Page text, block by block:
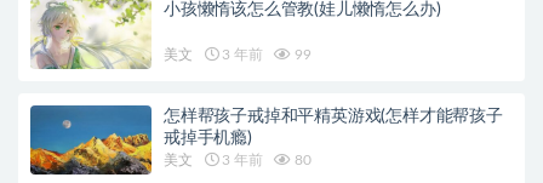
小孩懒惰该怎么管教(娃儿懒惰怎么办)
美文 3 年前 99
怎样帮孩子戒掉和平精英游戏(怎样才能帮孩子
戒掉手机瘾)
美文 3 年前 80